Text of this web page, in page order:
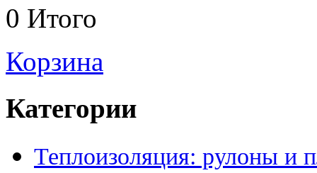
0 Итого
Корзина
Категории
Теплоизоляция: рулоны и